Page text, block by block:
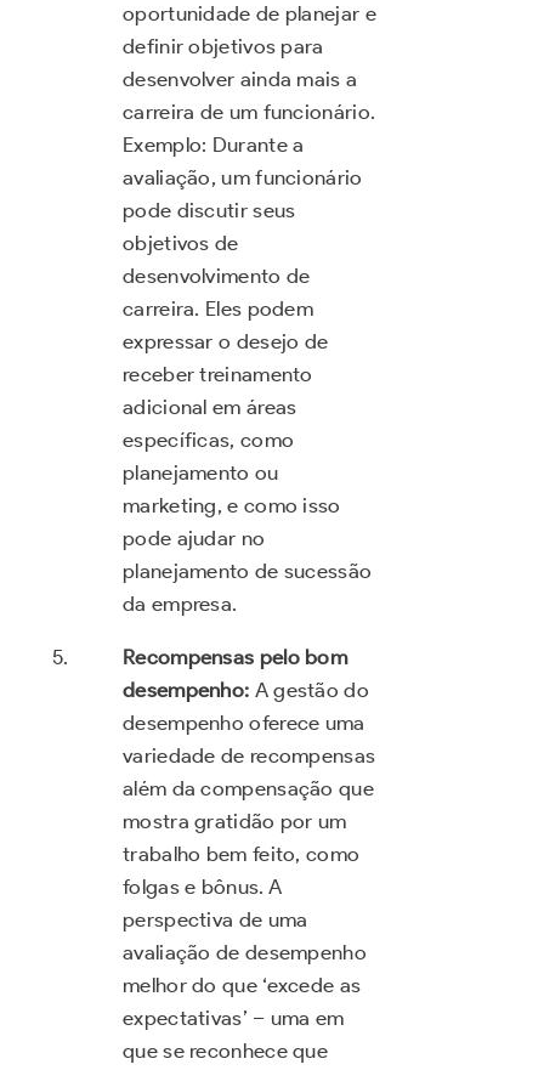
oportunidade de planejar e
definir objetivos para
desenvolver ainda mais a
carreira de um funcionário.
Exemplo: Durante a
avaliação, um funcionário
pode discutir seus
objetivos de
desenvolvimento de
carreira. Eles podem
expressar o desejo de
receber treinamento
adicional em áreas
específicas, como
planejamento ou
marketing, e como isso
pode ajudar no
planejamento de sucessão
da empresa.
Recompensas pelo bom
desempenho: A gestão do
desempenho oferece uma
variedade de recompensas
além da compensação que
mostra gratidão por um
trabalho bem feito, como
folgas e bônus. A
perspectiva de uma
avaliação de desempenho
melhor do que ‘excede as
expectativas’ – uma em
que se reconhece que